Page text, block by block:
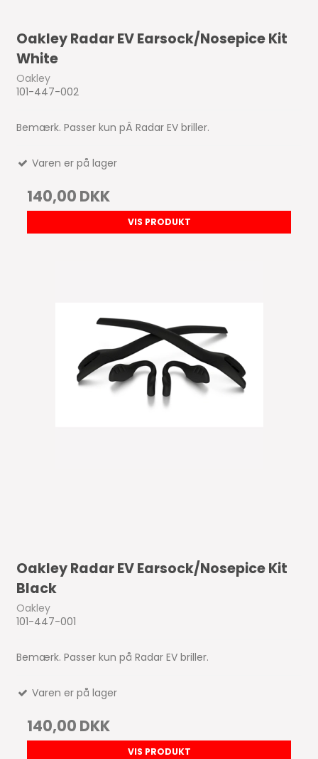
Oakley Radar EV Earsock/Nosepice Kit
White
Oakley
101-447-002
Bemærk. Passer kun pÂ Radar EV briller.
Varen er på lager
140,00 DKK
VIS PRODUKT
Oakley Radar EV Earsock/Nosepice Kit
Black
Oakley
101-447-001
Bemærk. Passer kun på Radar EV briller.
Varen er på lager
140,00 DKK
VIS PRODUKT